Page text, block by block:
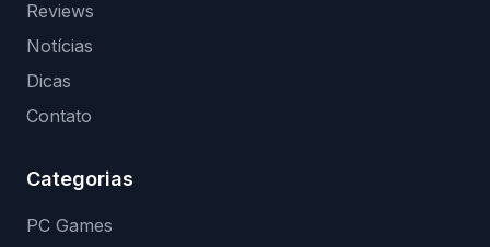
Reviews
Notícias
Dicas
Contato
Categorias
PC Games